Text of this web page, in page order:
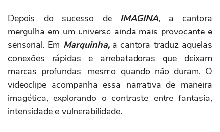
Depois do sucesso de IMAGINA, a cantora
mergulha em um universo ainda mais provocante e
sensorial. Em Marquinha,a cantora traduz aquelas
conexões rápidas e arrebatadoras que deixam
marcas profundas, mesmo quando não duram. O
videoclipe acompanha essa narrativa de maneira
imagética, explorando o contraste entre fantasia,
intensidade e vulnerabilidade.